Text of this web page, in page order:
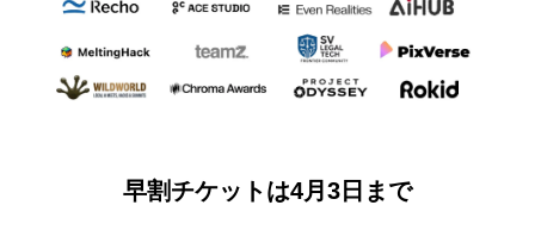
早割チケットは4月3日まで